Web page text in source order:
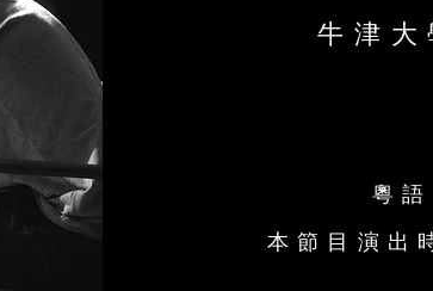
牛津
粵
本節目演出